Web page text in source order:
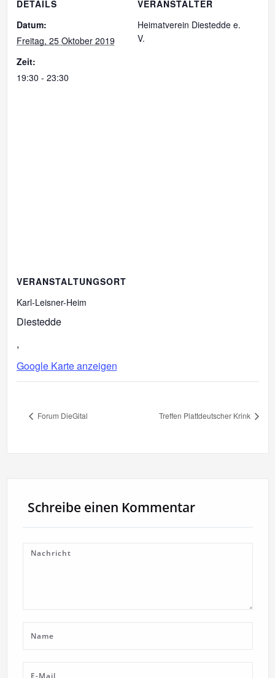
DETAILS
Datum:
Freitag, 25 Oktober 2019
Zeit:
19:30 - 23:30
VERANSTALTER
Heimatverein Diestedde e.
V.
VERANSTALTUNGSORT
Karl-Leisner-Heim
Diestedde
,
Google Karte anzeigen
Forum DieGital Treffen Plattdeutscher Krink
Schreibe einen Kommentar